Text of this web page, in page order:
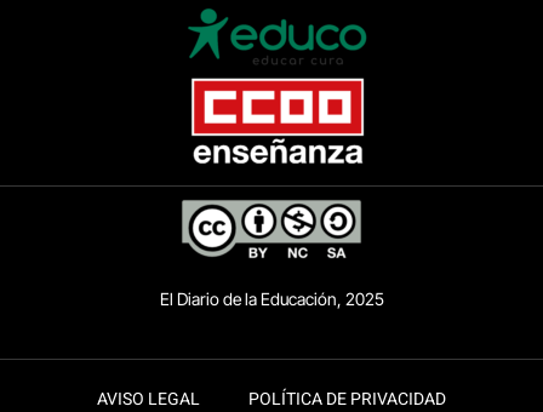
El Diario de la Educación, 2025
AVISO LEGAL POLÍTICA DE PRIVACIDAD